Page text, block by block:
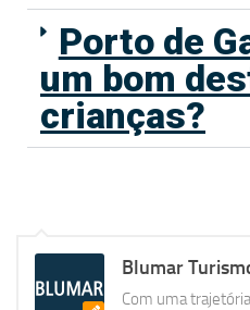
Porto de
um bom
crianças?
Blumar
Com uma